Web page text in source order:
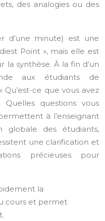
des analogies ou des
d’une minute) est une
Point », mais elle est
la synthèse. À la fin d’un
aux étudiants de
ce que vous avez
questions vous
à l’enseignant
globale des étudiants,
une clarification et
précieuses pour
la
cours et permet